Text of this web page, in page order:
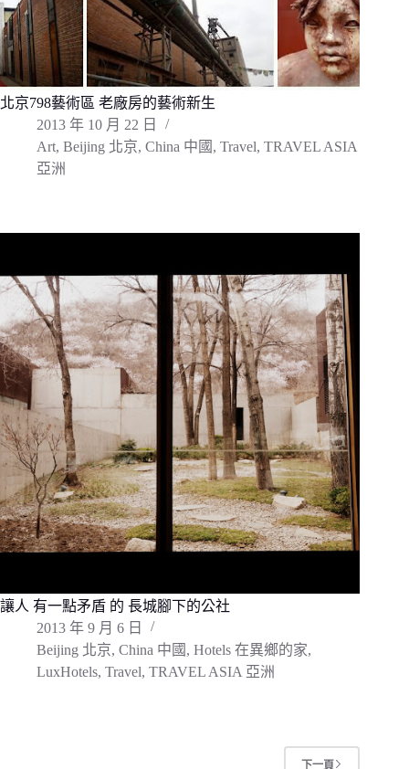
北京798藝術區 老廠房的藝術新生
2013 年 10 月 22 日
Art, Beijing 北京, China 中國 , Travel, TRAVEL ASIA
亞洲
讓人 有一點矛盾 的 長城腳下的公社
2013 年 9 月 6 日
Beijing 北京, China 中國 , Hotels 在異鄉的家,
LuxHotels, Travel, TRAVEL ASIA 亞洲
下一頁